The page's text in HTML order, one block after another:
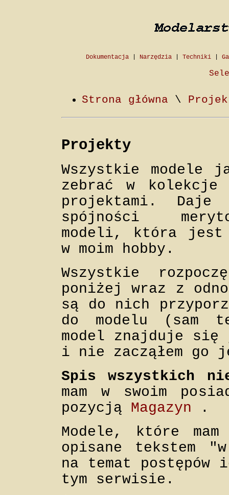
Dokumentacja| Narzędzia| Techniki|
Strona główna \
Projekty
Wszystkie modele
zebrać w kolekcje
projektami. Daje
spójności
modeli, która jest
w moim hobby.
Wszystkie
poniżej wraz z
są do nich
do modelu (sam
model znajduje się
i nie zacząłem go
Spis wszystkich
mam w swoim
pozycją Magazyn .
Modele, które
opisane tekstem
na temat postępów
tym serwisie.